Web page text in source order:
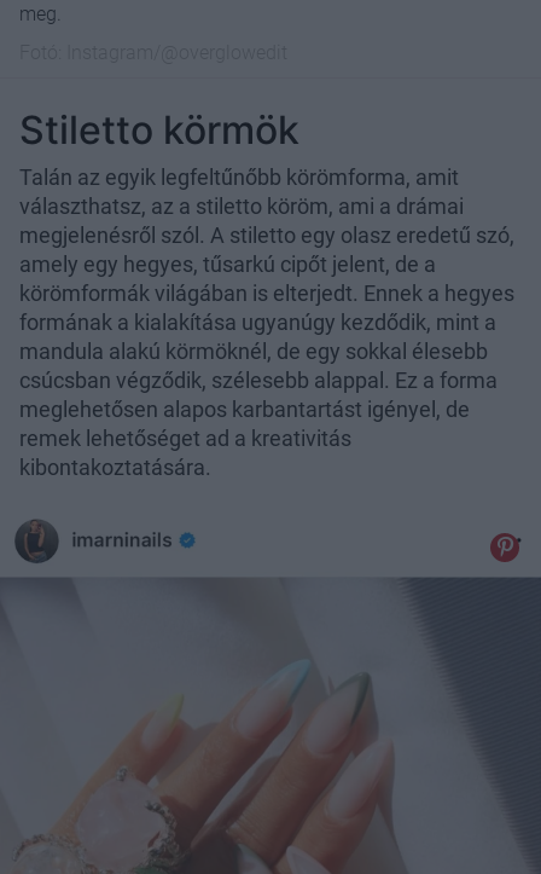
meg.
Stiletto körmök
Talán az egyik legfeltűnőbb körömforma, amit
választhatsz, az a stiletto köröm, ami a drámai
megjelenésről szól. A stiletto egy olasz eredetű szó,
amely egy hegyes, tűsarkú cipőt jelent, de a
körömformák világában is elterjedt. Ennek a hegyes
formának a kialakítása ugyanúgy kezdődik, mint a
mandula alakú körmöknél, de egy sokkal élesebb
csúcsban végződik, szélesebb alappal. Ez a forma
meglehetősen alapos karbantartást igényel, de
remek lehetőséget ad a kreativitás
kibontakoztatására.